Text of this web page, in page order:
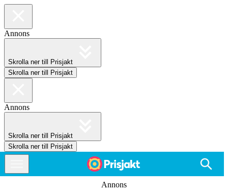
Annons
Skrolla ner till Prisjakt
Skrolla ner till Prisjakt
Annons
Skrolla ner till Prisjakt
Skrolla ner till Prisjakt
Annons